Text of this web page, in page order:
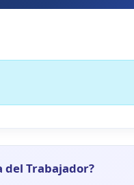
del Trabajador?